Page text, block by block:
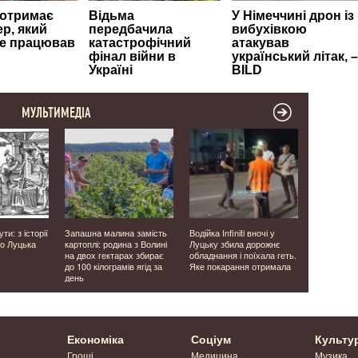
МУЛЬТИМЕДІА
з історії
Луцька
Запашна малина замість
картоплі: родина з Волині
на двох гектарах збирає
до 100 кілограмів ягід за
день
Водійка Infiniti вночі у
Луцьку збила дорожнє
обладнання і поїхала геть.
Яке покарання отримала
Економіка Соціум